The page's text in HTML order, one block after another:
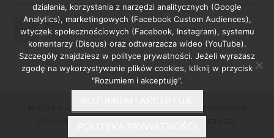
FASHIONISTABY ATHEMES
działania, korzystania z narzędzi analitycznych (Google
Analytics), marketingowych (Facebook Custom Audiences),
wtyczek społecznościowych (Facebook, Instagram), systemu
komentarzy (Disqus) oraz odtwarzacza wideo (YouTube).
Szczegóły znajdziesz w polityce prywatności. Jeżeli wyrażasz
zgodę na wykorzystywanie plików cookies, kliknij w przycisk
"Rozumiem i akceptuję".